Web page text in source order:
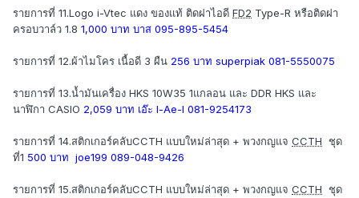
รายการที่ 11.Logo i-Vtec แดง ของแท้ ติดฝาไอดี FD2 Type-R หรือติดฝา
ครอบวาล์ว 1.8 1,000 บาท บาส 095-895-5454
รายการที่ 12.ผ้าไมโคร เนื้อดี 3 ผืน 256 บาท superpiak 081-5550075
รายการที่ 13.น้ำมันเครื่อง HKS 10W35 1แกลอน และ DDR HKS และ
นาฬิกา CASIO 2,059 บาท เอ๊ะ l-Ae-l 081-9254173
รายการที่ 14.สติกเกอร์คลับCCTH แบบใหม่ล่าสุด + พวงกญแจ CCTH ชุด
ที่1 500 บาท joe199 089-048-9426
รายการที่ 15.สติกเกอร์คลับCCTH แบบใหม่ล่าสุด + พวงกญแจ CCTH ชุด